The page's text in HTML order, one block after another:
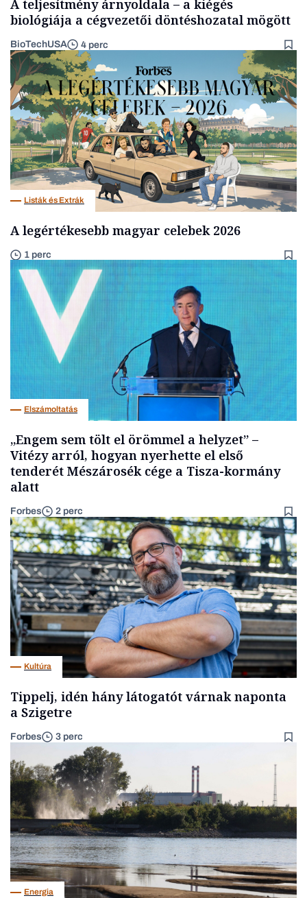
A teljesítmény árnyoldala – a kiégés
biológiája a cégvezetői döntéshozatal mögött
BioTechUSA 4 perc
Listák és Extrák
A legértékesebb magyar celebek 2026
1 perc
Elszámoltatás
„Engem sem tölt el örömmel a helyzet” –
Vitézy arról, hogyan nyerhette el első
tenderét Mészárosék cége a Tisza-kormány
alatt
Forbes 2 perc
Kultúra
Tippelj, idén hány látogatót várnak naponta
a Szigetre
Forbes 3 perc
Energia